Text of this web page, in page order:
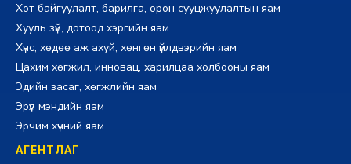
Хот байгуулалт, барилга, орон сууцжуулалтын яам
Хууль зүй, дотоод хэргийн яам
Хүнс, хөдөө аж ахуй, хөнгөн үйлдвэрийн яам
Цахим хөгжил, инновац, харилцаа холбооны яам
Эдийн засаг, хөгжлийн яам
Эрүүл мэндийн яам
Эрчим хүчний яам
АГЕНТЛАГ